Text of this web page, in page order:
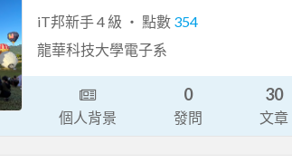
iT邦新手 4 級 ‧ 點數 354
龍華科技大學電子系
個人背景
0
發問
30
文章